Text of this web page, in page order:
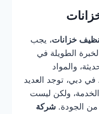
خزانات، يجب
الطويلة في
والمواد
دبي، توجد العديد
ولكن ليست
الجودة. شركة